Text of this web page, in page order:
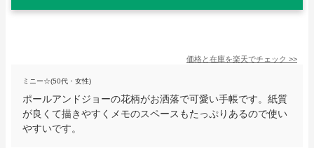
価格と在庫を楽天でチェック >>
ミニー☆(50代・女性)
ポールアンドジョーの花柄がお洒落で可愛い手帳です。紙質
が良くて描きやすくメモのスペースもたっぷりあるので使い
やすいです。